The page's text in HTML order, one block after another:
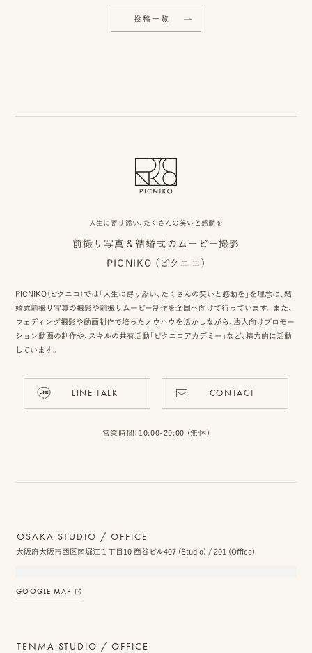
投稿一覧
人生に寄り添い、たくさんの笑いと感動を
前撮り写真＆結婚式のムービー撮影
PICNIKO (ピクニコ)
PICNIKO（ピクニコ）では「人生に寄り添い、たくさんの笑いと感動を」を理念に、結
婚式前撮り写真の撮影や前撮りムービー制作を全国へ向けて行っています。また、
ウェディング撮影や動画制作で培ったノウハウを活かしながら、法人向けプロモー
ション動画の制作や、スキルの共有活動「ピクニコアカデミー」など、精力的に活動
しています。
LINE TALK CONTACT
営業時間：10:00-20:00 (無休)
OSAKA STUDIO / OFFICE
大阪府大阪市西区南堀江１丁目10 西谷ビル407 (Studio) / 201 (Office)
GOOGLE MAP
TENMA STUDIO / OFFICE